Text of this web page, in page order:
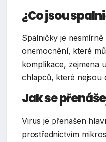
¿Co jsou
Spalničky je
onemocnění, které
komplikace, zejména
chlapců, které nejsou
Jak se
Virus je přenášen
prostřednictvím